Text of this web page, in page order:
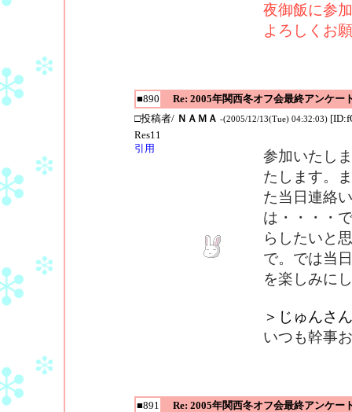
夜御飯に参
よろしくお
■890
Re: 2005年関西冬オフ会最終アンケー
□投稿者/ ＮＡＭＡ -(2005/12/13(Tue) 04:32:03)
Res11
引用
参加いたし
たします。ま
た当日連絡
は・・・・
らしたいと
で。では当日
を楽しみに
＞じゅんさん
いつも幹事
■891
Re: 2005年関西冬オフ会最終アンケー